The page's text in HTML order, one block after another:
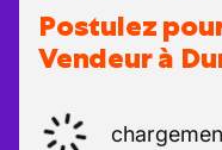
Postulez
Vendeur à